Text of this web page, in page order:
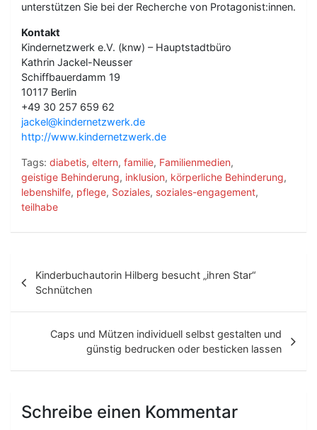
unterstützen Sie bei der Recherche von Protagonist:innen.
Kontakt
Kindernetzwerk e.V. (knw) – Hauptstadtbüro
Kathrin Jackel-Neusser
Schiffbauerdamm 19
10117 Berlin
+49 30 257 659 62
jackel@kindernetzwerk.de
http://www.kindernetzwerk.de
Tags: diabetis, eltern, familie, Familienmedien,
geistige Behinderung, inklusion, körperliche Behinderung,
lebenshilfe, pflege, Soziales, soziales-engagement,
teilhabe
e
i
g
Kinderbuchautorin Hilberg besucht „ihren Star“
Schnütchen
Caps und Mützen individuell selbst gestalten und
günstig bedrucken oder besticken lassen
Schreibe einen Kommentar